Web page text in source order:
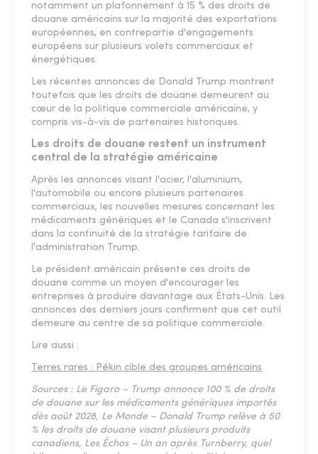
notamment un plafonnement à 15 % des droits de
douane américains sur la majorité des exportations
européennes, en contrepartie d'engagements
européens sur plusieurs volets commerciaux et
énergétiques.
Les récentes annonces de Donald Trump montrent
toutefois que les droits de douane demeurent au
cœur de la politique commerciale américaine, y
compris vis-à-vis de partenaires historiques.
Les droits de douane restent un instrument
central de la stratégie américaine
Après les annonces visant l'acier, l'aluminium,
l'automobile ou encore plusieurs partenaires
commerciaux, les nouvelles mesures concernant les
médicaments génériques et le Canada s'inscrivent
dans la continuité de la stratégie tarifaire de
l'administration Trump.
Le président américain présente ces droits de
douane comme un moyen d'encourager les
entreprises à produire davantage aux États-Unis. Les
annonces des derniers jours confirment que cet outil
demeure au centre de sa politique commerciale.
Lire aussi :
Terres rares : Pékin cible des groupes américains
Sources : Le Figaro – Trump annonce 100 % de droits
de douane sur les médicaments génériques importés
dès août 2028, Le Monde – Donald Trump relève à 50
% les droits de douane visant plusieurs produits
canadiens, Les Échos – Un an après Turnberry, quel